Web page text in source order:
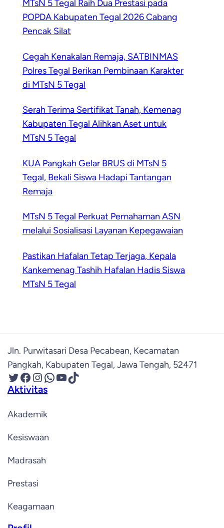
MTsN 5 Tegal Raih Dua Prestasi pada
POPDA Kabupaten Tegal 2026 Cabang
Pencak Silat
Cegah Kenakalan Remaja, SATBINMAS
Polres Tegal Berikan Pembinaan Karakter
di MTsN 5 Tegal
Serah Terima Sertifikat Tanah, Kemenag
Kabupaten Tegal Alihkan Aset untuk
MTsN 5 Tegal
KUA Pangkah Gelar BRUS di MTsN 5
Tegal, Bekali Siswa Hadapi Tantangan
Remaja
MTsN 5 Tegal Perkuat Pemahaman ASN
melalui Sosialisasi Layanan Kepegawaian
Pastikan Hafalan Tetap Terjaga, Kepala
Kankemenag Tashih Hafalan Hadis Siswa
MTsN 5 Tegal
Jln. Purwitasari Desa Pecabean, Kecamatan
Pangkah, Kabupaten Tegal, Jawa Tengah, 52471
Twitter Facebook InstagramWhatsApp YouTube TikTok
Aktivitas
Akademik
Kesiswaan
Madrasah
Prestasi
Keagamaan